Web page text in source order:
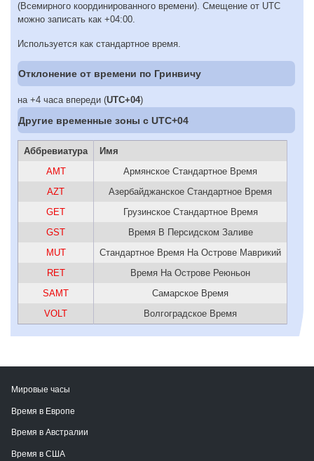
(Всемирного координированного времени). Смещение от UTC
можно записать как +04:00.
Используется как стандартное время.
Отклонение от времени по Гринвичу
на +4 часа впереди (UTC+04)
Другие временные зоны c UTC+04
Аббревиатура
Имя
AMT
Армянское Стандартное Время
AZT
Азербайджанское Стандартное Время
GET
Грузинское Стандартное Время
GST
Время В Персидском Заливе
MUT
Стандартное Время На Острове Маврикий
RET
Время На Острове Реюньон
SAMT
Самарское Время
VOLT
Волгоградское Время
Мировые часы
Время в Европе
Время в Австралии
Время в США